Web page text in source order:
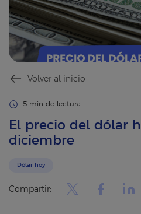
Volver al inicio
5 min de lectura
El precio del dólar
diciembre
Dólar hoy
Compartir: